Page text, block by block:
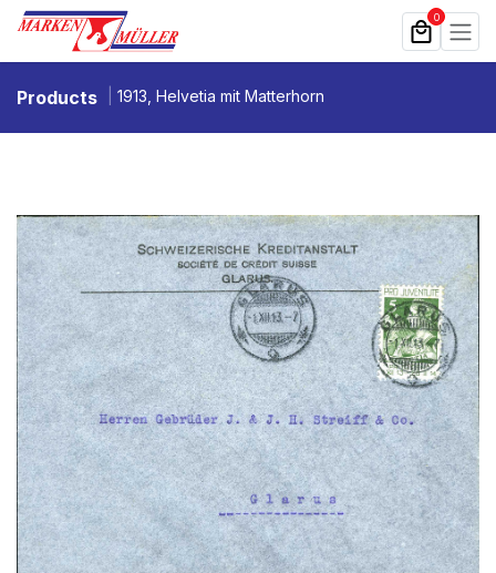
Zum Inhalt springen 0
Products 1913, Helvetia mit Matterhorn